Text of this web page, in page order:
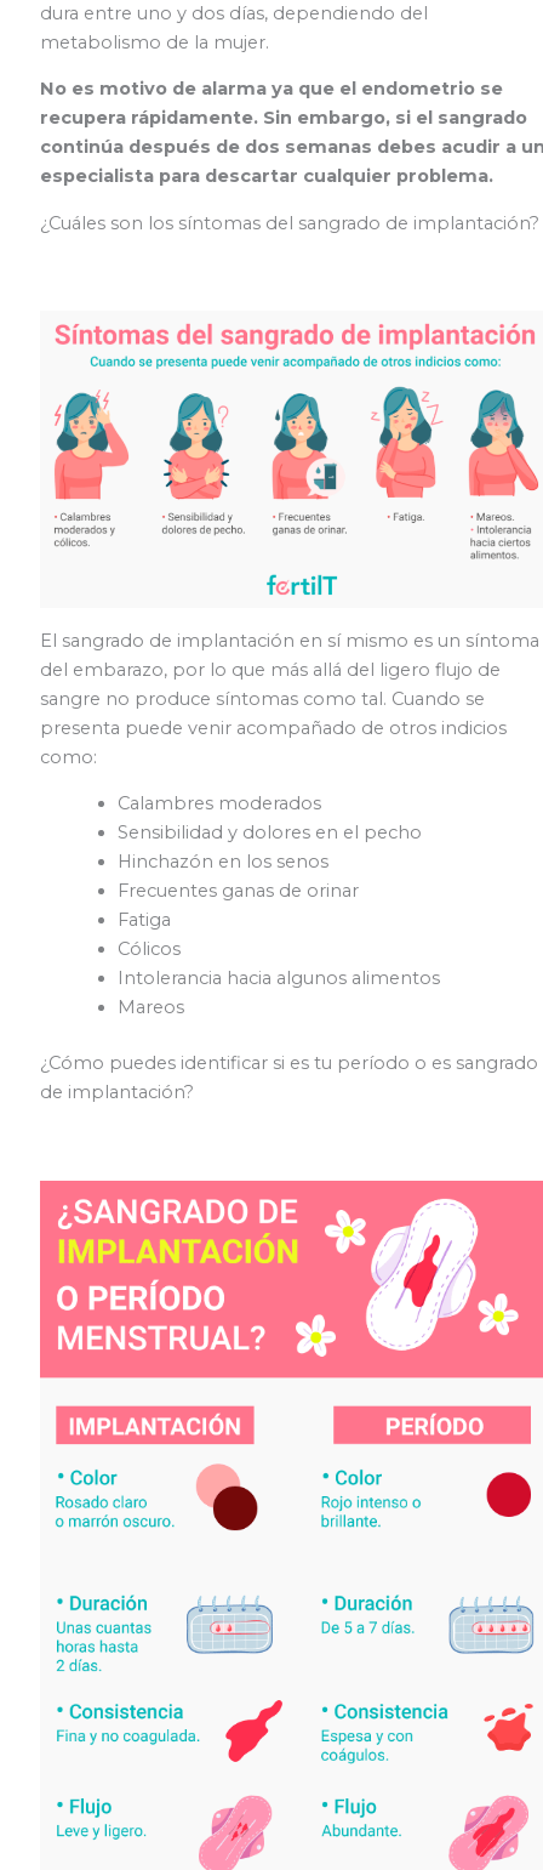
dura entre uno y dos días, dependiendo del
metabolismo de la mujer.
No es motivo de alarma ya que el endometrio se
recupera rápidamente. Sin embargo, si el sangrado
continúa después de dos semanas debes acudir a
especialista para descartar cualquier problema.
¿Cuáles son los síntomas del sangrado de implantación?
El sangrado de implantación en sí mismo es un síntoma
del embarazo, por lo que más allá del ligero flujo de
sangre no produce síntomas como tal. Cuando se
presenta puede venir acompañado de otros indicios
como:
Calambres moderados
Sensibilidad y dolores en el pecho
Hinchazón en los senos
Frecuentes ganas de orinar
Fatiga
Cólicos
Intolerancia hacia algunos alimentos
Mareos
¿Cómo puedes identificar si es tu período o es sangrado
de implantación?